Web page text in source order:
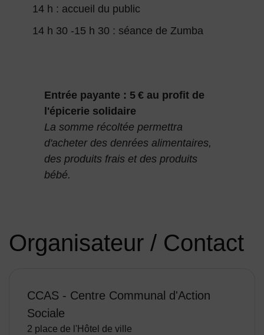
14 h : accueil du public
14 h 30 -15 h 30 : séance de Zumba
Entrée payante : 5 € au profit de
l'épicerie solidaire
La somme récoltée permettra
d'acheter des denrées alimentaires,
des produits frais et des produits
bébé.
Organisateur / Contact
CCAS - Centre Communal d'Action
Sociale
2 place de l'Hôtel de ville